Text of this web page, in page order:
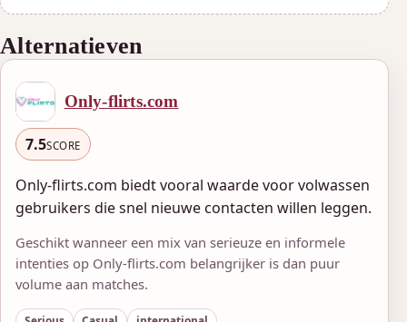
Alternatieven
Only-flirts.com
7.5SCORE
Only-flirts.com biedt vooral waarde voor volwassen
gebruikers die snel nieuwe contacten willen leggen.
Geschikt wanneer een mix van serieuze en informele
intenties op Only-flirts.com belangrijker is dan puur
volume aan matches.